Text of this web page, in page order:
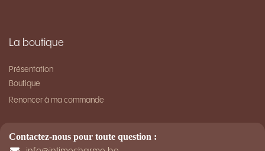
La boutique
Présentation
Bouti​que
Renoncer à ma commande
Contactez-nous pour toute question :